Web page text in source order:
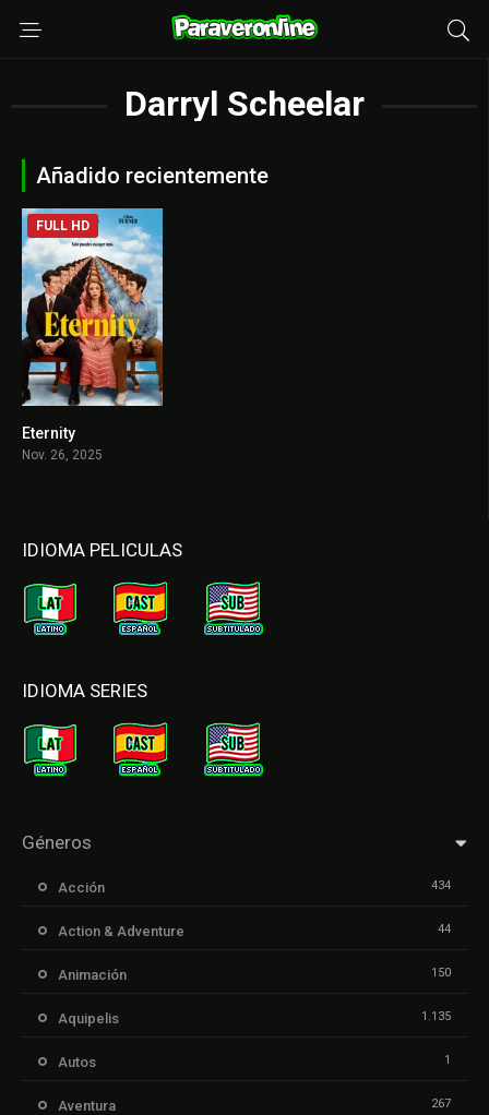
Darryl Scheelar
Añadido recientemente
FULL HD
Eternity
Nov. 26, 2025
IDIOMA PELICULAS
IDIOMA SERIES
Géneros
Acción 434
Action & Adventure 44
Animación 150
Aquipelis 1.135
Autos 1
Aventura 267